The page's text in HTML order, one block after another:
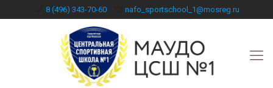
8 (496) 343-70-60 nafo_sportschool_1@mosreg.ru